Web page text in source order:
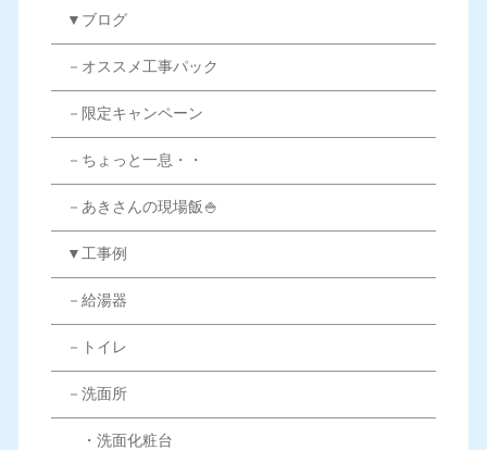
▼ブログ
－オススメ工事パック
－限定キャンペーン
－ちょっと一息・・
－あきさんの現場飯🍚
▼工事例
－給湯器
－トイレ
－洗面所
・洗面化粧台